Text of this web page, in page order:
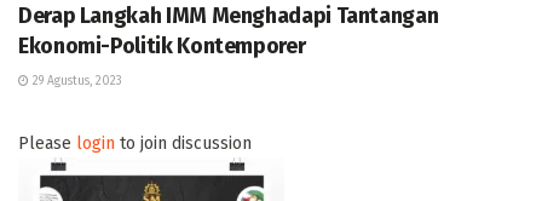
Derap Langkah IMM Menghadapi Tantangan
Ekonomi-Politik Kontemporer
29 Agustus, 2023
Please login to join discussion